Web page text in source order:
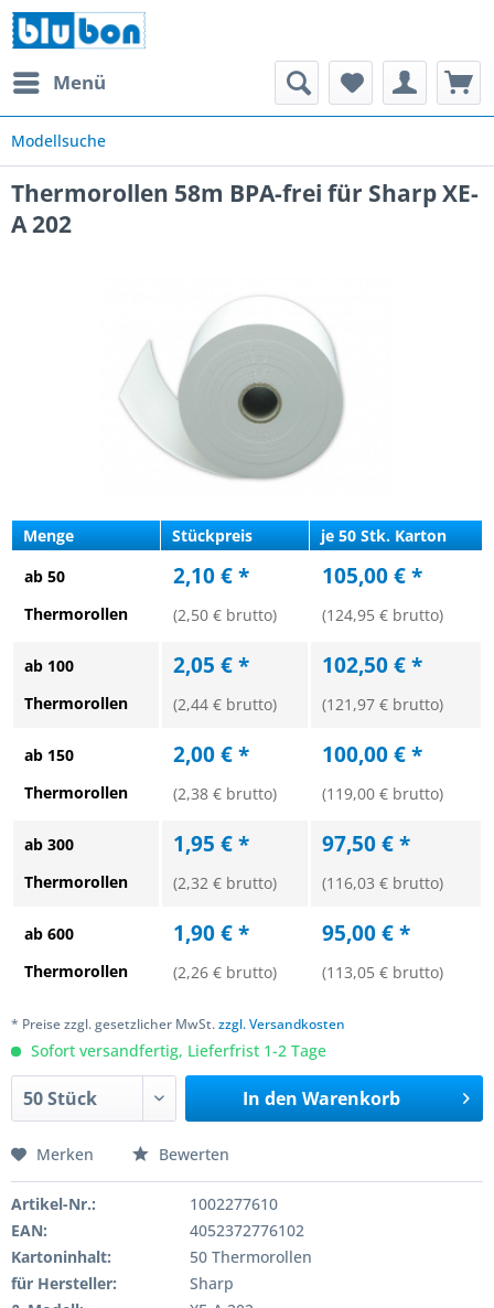
Menü
Modellsuche
Thermorollen 58m BPA-frei für Sharp XE-
A 202
Menge Stückpreis
je 50 Stk. Karton
ab 50
Thermorollen
2,10 € *
(2,50 € brutto)
105,00 € *
(124,95 € brutto)
ab 100
Thermorollen
2,05 € *
(2,44 € brutto)
102,50 € *
(121,97 € brutto)
ab 150
Thermorollen
2,00 € *
(2,38 € brutto)
100,00 € *
(119,00 € brutto)
ab 300
Thermorollen
1,95 € *
(2,32 € brutto)
97,50 € *
(116,03 € brutto)
ab 600
Thermorollen
1,90 € *
(2,26 € brutto)
95,00 € *
(113,05 € brutto)
* Preise zzgl. gesetzlicher MwSt.zzgl. Versandkosten
Sofort versandfertig, Lieferfrist 1-2 Tage
In den Warenkorb
Merken Bewerten
Artikel-Nr.:
1002277610
EAN:
4052372776102
Kartoninhalt:
50 Thermorollen
für Hersteller:
Sharp